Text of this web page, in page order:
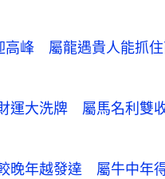
高峰 屬龍遇貴人能抓
運大洗牌 屬馬名利雙
晚年越發達 屬牛中年